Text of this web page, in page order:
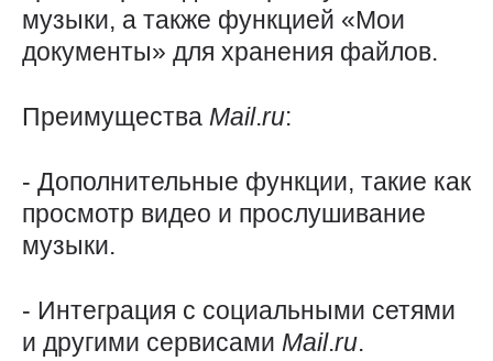
музыки, а также функцией «Мои
документы» для хранения файлов.
Преимущества Mail.ru:
- Дополнительные функции, такие как
просмотр видео и прослушивание
музыки.
- Интеграция с социальными сетями
и другими сервисами Mail.ru.